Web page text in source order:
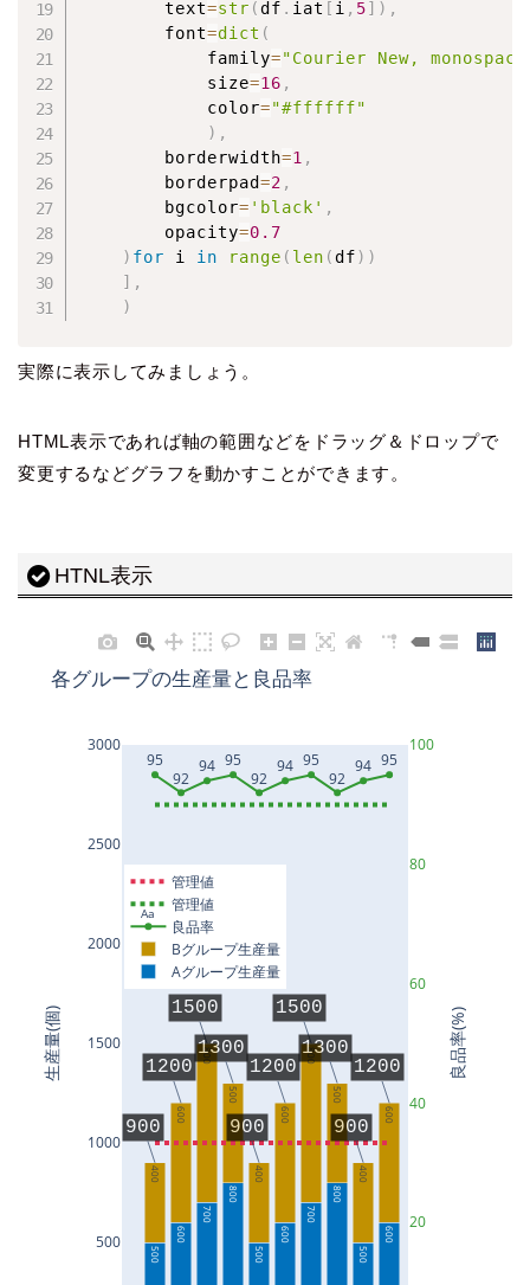
        text
=str (df . iat [ i , 5] ) ,
        font
=dict (
            family
="Courier New,
            size
=16 ,
            color
="#ffffff"
) ,
        borderwidth
=1 ,
        borderpad
=2 ,
        bgcolor
= 'black' ,
        opacity
=0.7
) for i in range ( len (df) )
] ,
)
実際に表示してみましょう。
HTML表示であれば軸の範囲などをドラッグ＆ドロップで
変更するなどグラフを動かすことができます。
HTNL表示